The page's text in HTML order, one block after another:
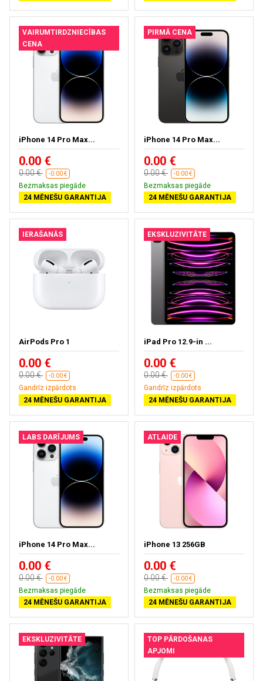
VAIRUMTIRDZNIECĪBAS
CENA
iPhone 14 Pro Max...
0.00 €
0.00 € -0.00 €
Bezmaksas piegāde
24 MĒNEŠU GARANTIJA
PIRMĀ CENA
iPhone 14 Pro Max...
0.00 €
0.00 € -0.00 €
Bezmaksas piegāde
24 MĒNEŠU GARANTIJA
IERAŠANĀS
AirPods Pro 1
0.00 €
0.00 € -0.00 €
Gandrīz izpārdots
24 MĒNEŠU GARANTIJA
EKSKLUZIVITĀTE
iPad Pro 12.9-in ...
0.00 €
0.00 € -0.00 €
Gandrīz izpārdots
24 MĒNEŠU GARANTIJA
LABS DARĪJUMS
iPhone 14 Pro Max...
0.00 €
0.00 € -0.00 €
Bezmaksas piegāde
24 MĒNEŠU GARANTIJA
ATLAIDE
iPhone 13 256GB
0.00 €
0.00 € -0.00 €
Bezmaksas piegāde
24 MĒNEŠU GARANTIJA
EKSKLUZIVITĀTE
TOP PĀRDOŠANAS
APJOMI